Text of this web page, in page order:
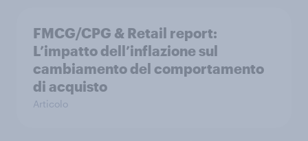
FMCG/CPG & Retail report:
L’impatto dell’inflazione sul
cambiamento del comportamento
di acquisto
Articolo